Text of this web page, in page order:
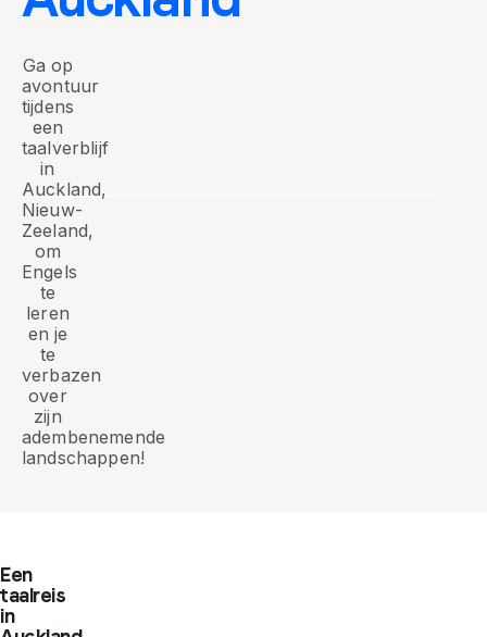
Ga op
avontuur
tijdens
een
taalverblijf
in
Auckland,
Nieuw-
Zeeland,
om
Engels
te
leren
en je
te
verbazen
over
zijn
adembenemende
landschappen!
Een
taalreis
in